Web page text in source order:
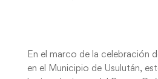
En el marco de la celebración
en el Municipio de Usulután,